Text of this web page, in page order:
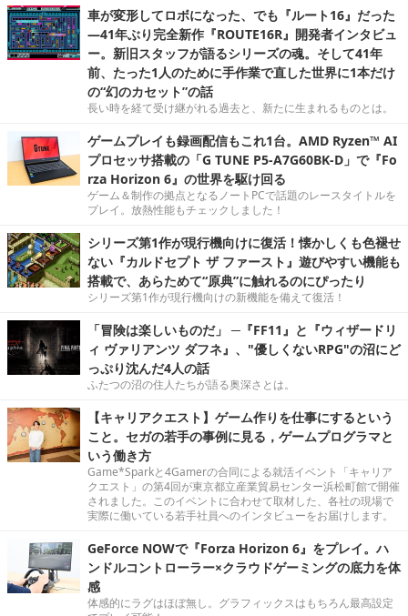
車が変形してロボになった、でも『ルート16』だった
―41年ぶり完全新作『ROUTE16R』開発者インタビュ
ー。新旧スタッフが語るシリーズの魂。そして41年
前、たった1人のために手作業で直した世界に1本だけ
の“幻のカセット”の話
長い時を経て受け継がれる過去と、新たに生まれるものとは。
ゲームプレイも録画配信もこれ1台。AMD Ryzen™ AI
プロセッサ搭載の「G TUNE P5-A7G60BK-D」で『Fo
rza Horizon 6』の世界を駆け回る
ゲーム＆制作の拠点となるノートPCで話題のレースタイトルを
プレイ。放熱性能もチェックしました！
シリーズ第1作が現行機向けに復活！懐かしくも色褪せ
ない『カルドセプト ザ ファースト』遊びやすい機能も
搭載で、あらためて“原典”に触れるのにぴったり
シリーズ第1作が現行機向けの新機能を備えて復活！
「冒険は楽しいものだ」 ─『FF11』と『ウィザードリ
ィ ヴァリアンツ ダフネ』、"優しくないRPG"の沼にど
っぷり沈んだ4人の話
ふたつの沼の住人たちが語る奥深さとは。
【キャリアクエスト】ゲーム作りを仕事にするという
こと。セガの若手の事例に見る，ゲームプログラマと
いう働き方
Game*Sparkと4Gamerの合同による就活イベント「キャリア
クエスト」の第4回が東京都立産業貿易センター浜松町館で開催
されました。このイベントに合わせて取材した、各社の現場で
実際に働いている若手社員へのインタビューをお届けします。
GeForce NOWで『Forza Horizon 6』をプレイ。ハ
ンドルコントローラー×クラウドゲーミングの底力を体
感
体感的にラグはほぼ無し。グラフィックスはもちろん最高設定